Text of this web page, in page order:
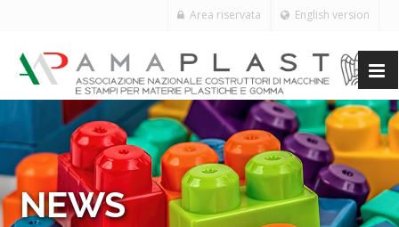
English version
Area riservata
NEWS